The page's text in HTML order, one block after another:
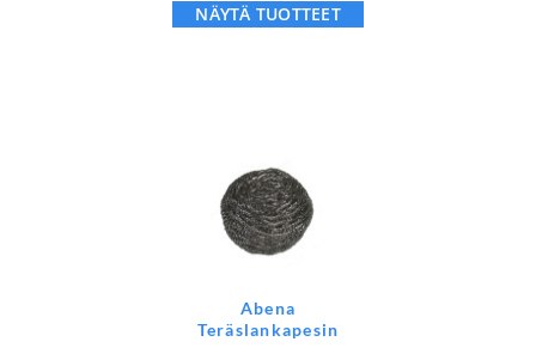
NÄYTÄ TUOTTEET
Abena
Teräslankapesin